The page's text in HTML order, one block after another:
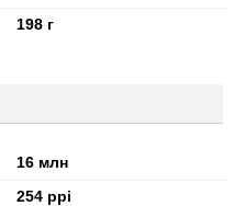
198 г
16 млн
254 ppi